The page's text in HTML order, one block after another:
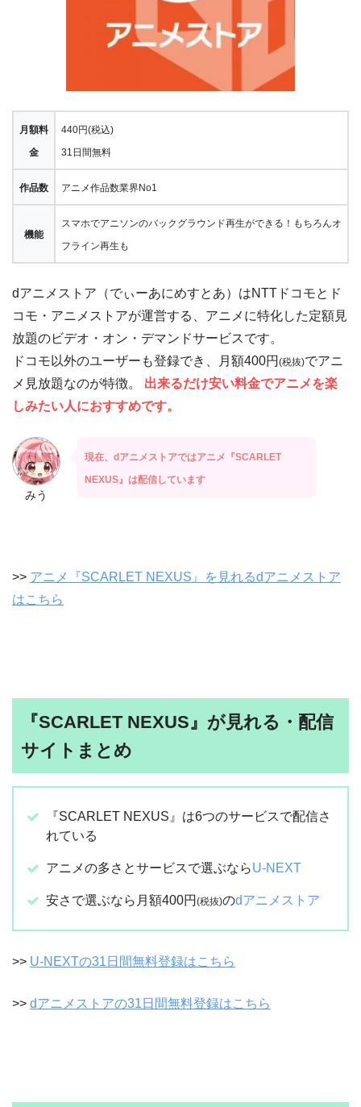
月額料
金
440円(税込)
31日間無料
作品数 アニメ作品数業界No1
機能
スマホでアニソンのバックグラウンド再生ができる！もちろんオ
フライン再生も
dアニメストア（でぃーあにめすとあ）はNTTドコモとド
コモ・アニメストアが運営する、アニメに特化した定額見
放題のビデオ・オン・デマンドサービスです。
ドコモ以外のユーザーも登録でき、月額400円 (税抜)でアニ
メ見放題なのが特徴。 出来るだけ安い料金でアニメを楽
しみたい人におすすめです。
みう
現在、dアニメストアではアニメ『SCARLET
NEXUS』は配信しています
>> アニメ『SCARLET NEXUS』を見れるdアニメストア
はこちら
『SCARLET NEXUS』が見れる・配信
サイトまとめ
『SCARLET NEXUS』は6つのサービスで配信さ
れている
アニメの多さとサービスで選ぶならU-NEXT
安さで選ぶなら月額400円 (税抜)のdアニメストア
>> U-NEXTの31日間無料登録はこちら
>> dアニメストアの31日間無料登録はこちら